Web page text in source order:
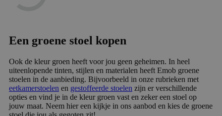
Een groene stoel kopen
Ook de kleur groen heeft voor jou geen geheimen. In heel
uiteenlopende tinten, stijlen en materialen heeft Emob groene
stoelen in de aanbieding. Bijvoorbeeld in onze rubrieken met
eetkamerstoelen en gestoffeerde stoelen zijn er verschillende
opties en vind je in de kleur groen vast en zeker een stoel op
jouw maat. Neem hier een kijkje in ons aanbod en kies de groene